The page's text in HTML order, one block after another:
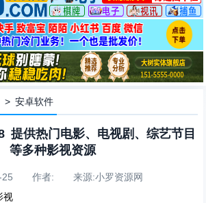
>安卓软件
提供热门电影、电视剧、综艺节目
等多种影视资源
25 作者: 来源:小罗资源网
视